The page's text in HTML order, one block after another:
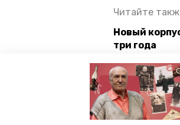
Читайте
Новый
три года
Новые
Для